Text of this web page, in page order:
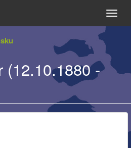
(12.10.1880 -